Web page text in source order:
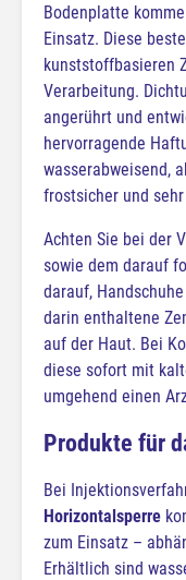
Bodenplatte
Einsatz. Diese
kunststoffbasieren
Verarbeitung.
angerührt und
hervorragende
wasserabweisend,
frostsicher und
Achten Sie bei der
sowie dem darauf
darauf,
darin enthaltene
auf der Haut. Bei
diese sofort mit
umgehend einen
Produkte für
Bei
Horizontalsperre
zum Einsatz –
Erhältlich sind